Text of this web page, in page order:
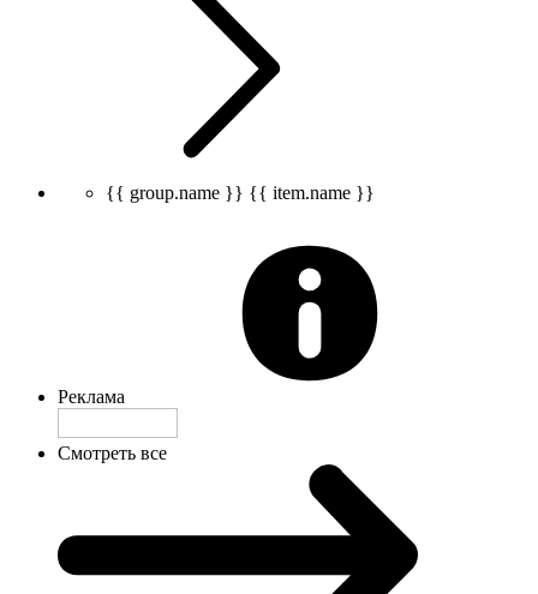
{{ group.name }} {{ item.name }}
Реклама
Смотреть все